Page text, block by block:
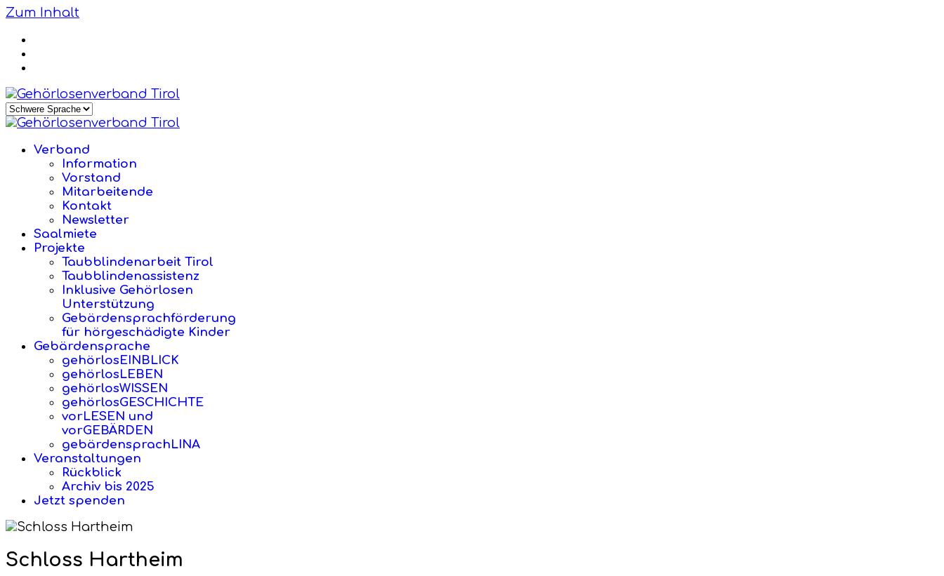
Zum Inhalt
Verband
Information
Vorstand
Mitarbeitende
Kontakt
Newsletter
Saalmiete
Projekte
Taubblindenarbeit Tirol
Taubblindenassistenz
Inklusive Gehörlosen
Unterstützung
Gebärdensprachförderung
für hörgeschädigte Kinder
Gebärdensprache
gehörlosEINBLICK
gehörlosLEBEN
gehörlosWISSEN
gehörlosGESCHICHTE
vorLESEN und
vorGEBÄRDEN
gebärdensprachLINA
Veranstaltungen
Rückblick
Archiv bis 2025
Jetzt spenden
Schloss Hartheim